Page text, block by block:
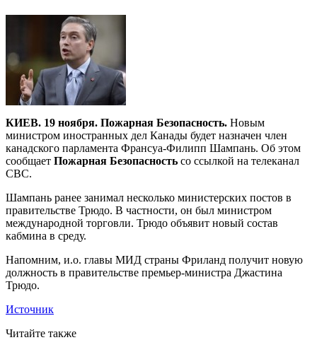
КИЕВ. 19 ноября. Пожарная Безопасность. Новым
министром иностранных дел Канады будет назначен член
канадского парламента Франсуа-Филипп Шампань. Об этом
сообщает Пожарная Безопасность со ссылкой на телеканал
CBC.
Шампань ранее занимал несколько министерских постов в
правительстве Трюдо. В частности, он был министром
международной торговли. Трюдо объявит новый состав
кабмина в среду.
Напомним, и.о. главы МИД страны Фриланд получит новую
должность в правительстве премьер-министра Джастина
Трюдо.
Источник
Читайте также